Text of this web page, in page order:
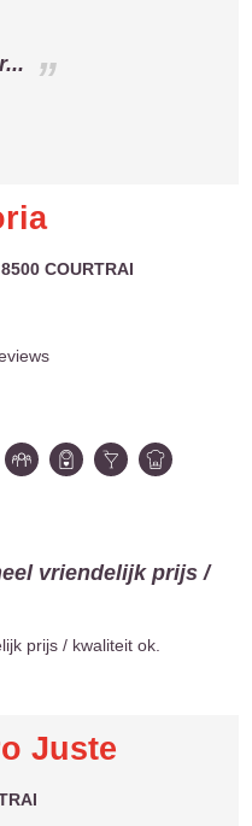
8500 COURTRAI
vriendelijk prijs /
prijs / kwaliteit ok.
Juste